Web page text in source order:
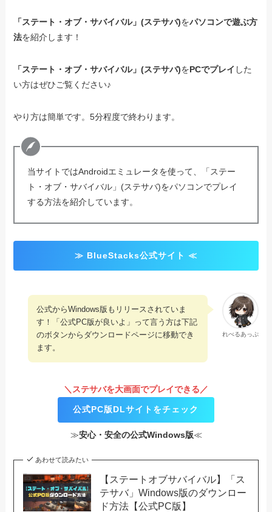
「ステート・オブ・サバイバル」(ステサバ)をパソコンで遊ぶ方
法を紹介します！
「ステート・オブ・サバイバル」(ステサバ)をPCでプレイ した
い方はぜひご覧ください♪
やり方は簡単です。5分程度で終わります。
当サイトではAndroidエミュレータを使って、「ステー
ト・オブ・サバイバル」(ステサバ)をパソコンでプレイ
する方法を紹介しています。
≫ BlueStacks公式サイト ≪
れべるあっぷ
公式からWindows版もリリースされていま
す！「公式PC版が良いよ」って言う方は下記
のボタンからダウンロードページに移動でき
ます。
＼ステサバを大画面でプレイできる／
公式PC版DLサイトをチェック
≫安心・安全の公式Windows版≪
あわせて読みたい
【ステートオブサバイバル】「ス
テサバ」Windows版のダウンロー
ド方法【公式PC版】